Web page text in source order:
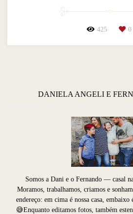
425 0
DANIELA ANGELI E
Somos a Dani e o Fernando — casal
Moramos, trabalhamos, criamos e
endereço: em cima é nossa casa,
😅Enquanto editamos fotos, também